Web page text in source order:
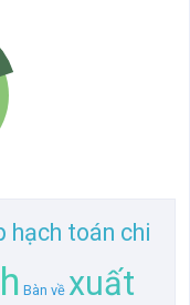
hạch toán chi
Bàn về xuất